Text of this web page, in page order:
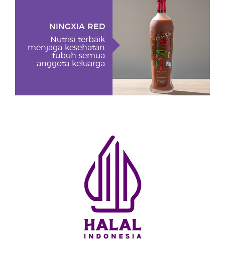
NINGXIA RED
Nutrisi terbaik
menjaga kesehatan
tubuh semua
anggota keluarga